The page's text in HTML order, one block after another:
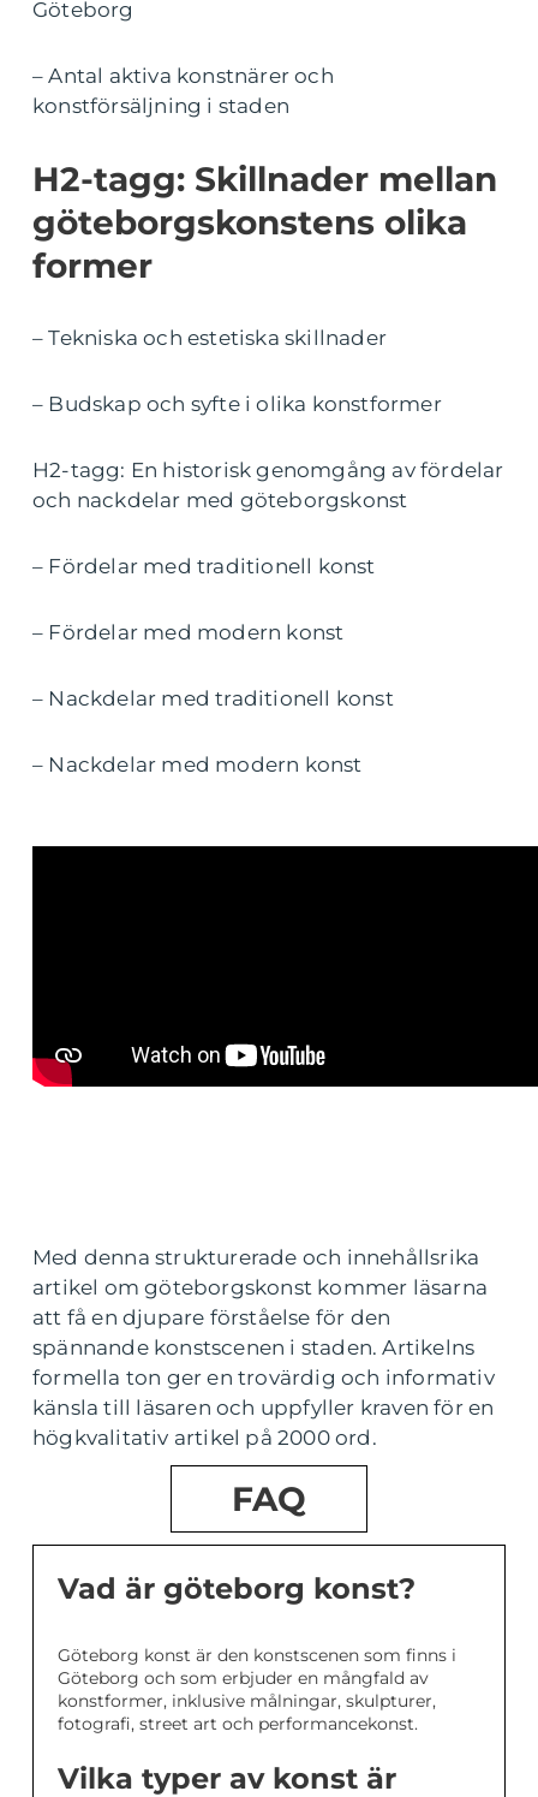
Göteborg
– Antal aktiva konstnärer och
konstförsäljning i staden
H2-tagg: Skillnader mellan
göteborgskonstens olika
former
– Tekniska och estetiska skillnader
– Budskap och syfte i olika konstformer
H2-tagg: En historisk genomgång av fördelar
och nackdelar med göteborgskonst
– Fördelar med traditionell konst
– Fördelar med modern konst
– Nackdelar med traditionell konst
– Nackdelar med modern konst
Med denna strukturerade och innehållsrika
artikel om göteborgskonst kommer läsarna
att få en djupare förståelse för den
spännande konstscenen i staden. Artikelns
formella ton ger en trovärdig och informativ
känsla till läsaren och uppfyller kraven för en
högkvalitativ artikel på 2000 ord.
FAQ
Vad är göteborg konst?
Göteborg konst är den konstscenen som finns i
Göteborg och som erbjuder en mångfald av
konstformer, inklusive målningar, skulpturer,
fotografi, street art och performancekonst.
Vilka typer av konst är